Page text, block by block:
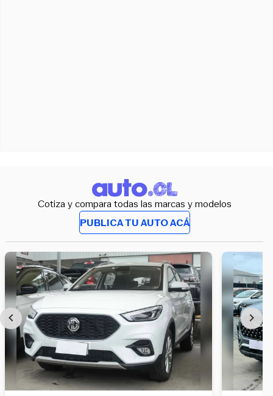
Cotiza y compara todas las marcas y modelos
PUBLICA TU AUTO ACÁ